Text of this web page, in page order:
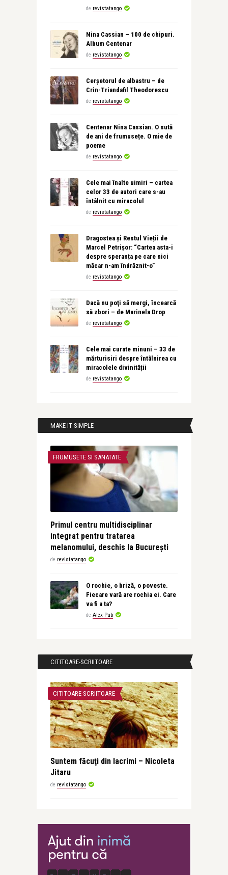
de revistatango
Nina Cassian – 100 de chipuri.
Album Centenar
de revistatango
Cerșetorul de albastru – de
Crin-Triandafil Theodorescu
de revistatango
Centenar Nina Cassian. O sută
de ani de frumusețe. O mie de
poeme
de revistatango
Cele mai înalte uimiri – cartea
celor 33 de autori care s-au
întâlnit cu miracolul
de revistatango
Dragostea și Restul Vieții de
Marcel Petrișor: “Cartea asta-i
despre speranța pe care nici
măcar n-am îndrăznit-o”
de revistatango
Dacă nu poţi să mergi, încearcă
să zbori – de Marinela Drop
de revistatango
Cele mai curate minuni – 33 de
mărturisiri despre întâlnirea cu
miracolele divinității
de revistatango
MAKE IT SIMPLE
FRUMUSETE SI SANATATE
Primul centru multidisciplinar
integrat pentru tratarea
melanomului, deschis la București
de revistatango
O rochie, o briză, o poveste.
Fiecare vară are rochia ei. Care
va fi a ta?
de Alex Pub
CITITOARE-SCRIITOARE
CITITOARE-SCRIITOARE
Suntem făcuţi din lacrimi – Nicoleta
Jitaru
de revistatango